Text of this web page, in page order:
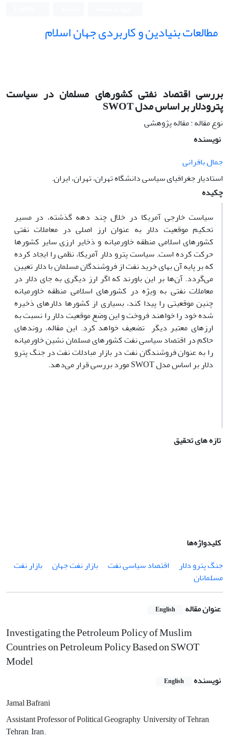
مطالعات بنیادین و کاربردی جهان اسلام
بررسی اقتصاد نفتی کشورهای مسلمان در سیاست
پترودلار بر اساس مدل SWOT
نوع مقاله : مقاله پژوهشی
نویسنده
جمال بافرانی
استادیار جغرافیای سیاسی دانشگاه تهران، تهران، ایران.
چکیده
سیاست خارجی آمریکا در خلال چند دهه گذشته، در مسیر
تحکیم موقعیت دلار به عنوان ارز اصلی در معاملات نفتی
کشورهای اسلامی منطقه خاورمیانه و ذخایر ارزی سایر کشورها
حرکت کرده است. سیاست پترو دلار آمریکا، نظمی را ایجاد کرده
که بر پایه آن بهای خرید نفت از فروشندگان مسلمان با دلار تعیین
می‌گردد. آن‌ها بر این باورند که اگر ارز دیگری به جای دلار در
معاملات نفتی به ویژه در کشورهای اسلامی منطقه خاورمیانه
چنین موقعیتی را پیدا کند، بسیاری از کشورها دلارهای ذخیره
شده خود را خواهند فروخت و این وضع موقعیت دلار را نسبت به
ارزهای معتبر دیگر تضعیف خواهد کرد. این مقاله، روندهای
حاکم در اقتصاد سیاسی نفت کشورهای مسلمان نشین خاورمیانه
را به عنوان فروشندگان نفت در بازار مبادلات نفت در جنگ پترو
دلار بر اساس مدل SWOT مورد بررسی قرار می‌دهد.
تازه های تحقیق
کلیدواژه‌ها
جنگ پترو دلار
اقتصاد سیاسی نفت بازار نفت جهان
بازار نفت
مسلمانان
عنوان مقاله English
Investigating the Petroleum Policy of Muslim
Countries on Petroleum Policy Based on SWOT
Model
نویسنده English
Jamal Bafrani
Assistant Professor of Political Geography, University of Tehran,
Tehran, Iran.